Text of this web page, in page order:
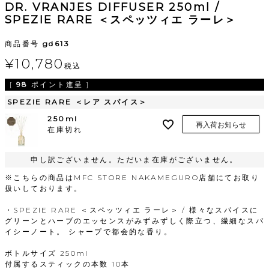
DR. VRANJES DIFFUSER 250ml /
SPEZIE RARE ＜スペッツィエ ラーレ＞
商品番号 gd613
¥10,780 税込
[ 98 ポイント進呈 ]
SPEZIE RARE ＜レア スパイス＞
250ml
在庫切れ
再入荷お知らせ
申し訳ございません。ただいま在庫がございません。
※こちらの商品はMFC STORE NAKAMEGURO店舗にてお取り
扱いしております。
・SPEZIE RARE ＜スペッツィエ ラーレ＞ / 様々なスパイスに
グリーンとハーブのエッセンスがみずみずしく際立つ、繊細なスパ
イシーノート。 シャープで都会的な香り。
ボトルサイズ 250ml
付属するスティックの本数 10本